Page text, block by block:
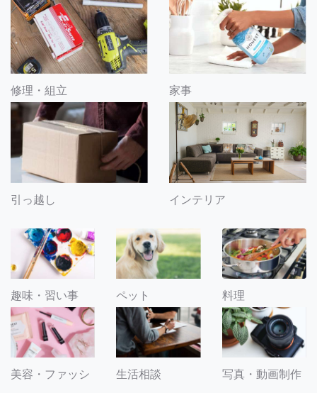
修理・組立 家事
引っ越し インテリア
趣味・習い事 ペット 料理
美容・ファッシ
生活相談 写真・動画制作